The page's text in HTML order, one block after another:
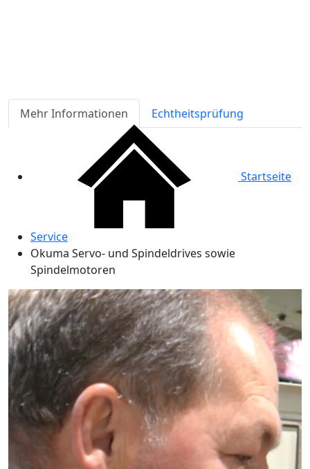
Mehr Informationen Echtheitsprüfung
Startseite
Service
Okuma Servo- und Spindeldrives sowie
Spindelmotoren